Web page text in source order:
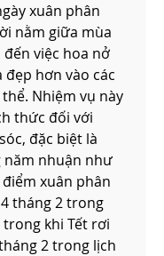
xuân phân
nằm giữa mùa
đến việc hoa nở
đẹp hơn vào các
Nhiệm vụ này
thức đối với
đặc biệt là
nhuận như
xuân phân
tháng 2 trong
khi Tết rơi
2 trong lịch